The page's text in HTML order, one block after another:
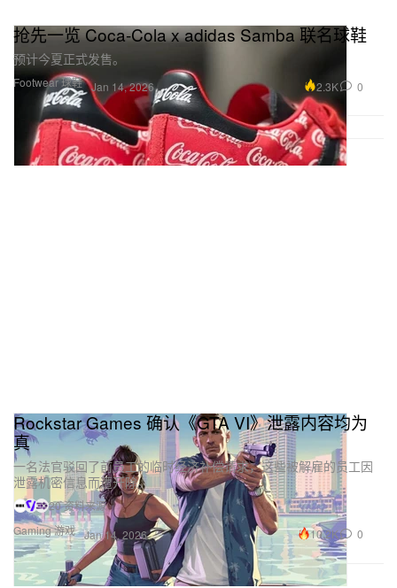
Footwear 球鞋
抢先一览 Coca-Cola x adidas Samba 联名球鞋
预计今夏正式发售。
Jan 14, 2026 2.3K 0
Gaming 游戏
Rockstar Games 确认《GTA VI》泄露内容均为
真
一名法官驳回了前员工的临时经济补偿请求，这些被解雇的员工因
泄露机密信息而遭开除。
20 资料来源
Jan 14, 2026
10.2K 0